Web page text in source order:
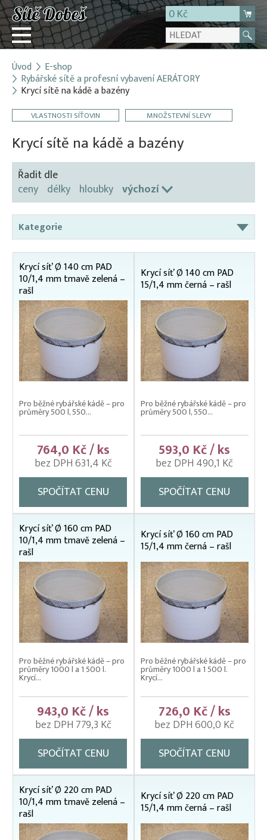
0 Kč
Přihlásit
Registrace
E-shop
O firmě
Kontakt
Úvod E-shop
Rybářské sítě a profesní vybavení AERÁTORY
Krycí sítě na kádě a bazény
VLASTNOSTI SÍŤOVIN MNOŽSTEVNÍ SLEVY
Krycí sítě na kádě a bazény
Řadit dle
ceny délky hloubky výchozí
Kategorie
Čeřeny hospodářské
Kádě, kbelíky, vany
Kesery a saky na ryby
Kolíbky – klecové plovoucí odchovny
Kolíbky – krycí sítě na kolíbky
Kolíbky/haltýře – dvojitý plovoucí rám
Kolíbky/haltýře jednoduché závěsné (klecové sítě)
Krycí sítě na kádě a bazény
Krycí sítě na sádky, rybníky a klecové chovy
Lodě pracovní
Lodní motory závěsné Honda
Násady na kesery a saky
Nevody
Nosítka na ryby, rukávy na nošení
Odchovné bazény a žlaby
Planktonové (uhelonové) vybavení
Podložní sítě
Pomocné rybářské vybavení
Prubní ploty
Přebírka kaprová
Přepínací ploty
Přepravní bedny na ryby
Rukáv na vysazování
Rybářské pracovní oděvy
Třídička rybího plůdku
Váhy na ryby (trojnožka)
Vatky – zátahové sítě
Krycí síť Ø 140 cm PAD
10/1,4 mm tmavě zelená –
rašl
Pro běžné rybářské kádě – pro
průměry 500 l, 550...
764,0 Kč / ks
bez DPH 631,4 Kč
SPOČÍTAT CENU
Krycí síť Ø 140 cm PAD
15/1,4 mm černá – rašl
Pro běžné rybářské kádě – pro
průměry 500 l, 550...
593,0 Kč / ks
bez DPH 490,1 Kč
SPOČÍTAT CENU
Krycí síť Ø 160 cm PAD
10/1,4 mm tmavě zelená –
rašl
Pro běžné rybářské kádě – pro
průměry 1000 l a 1 500 l.
Krycí...
943,0 Kč / ks
bez DPH 779,3 Kč
SPOČÍTAT CENU
Krycí síť Ø 160 cm PAD
15/1,4 mm černá – rašl
Pro běžné rybářské kádě – pro
průměry 1000 l a 1 500 l.
Krycí...
726,0 Kč / ks
bez DPH 600,0 Kč
SPOČÍTAT CENU
Krycí síť Ø 220 cm PAD
10/1,4 mm tmavě zelená –
rašl
Krycí síť Ø 220 cm PAD
15/1,4 mm černá – rašl